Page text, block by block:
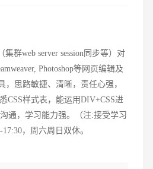
群web server session同步等）对
Photoshop等网页编辑及
思路敏捷、清晰，责任心强，
CSS样式表，能运用DIV+CSS进
通，学习能力强。（注:接受学习
，周六周日双休。